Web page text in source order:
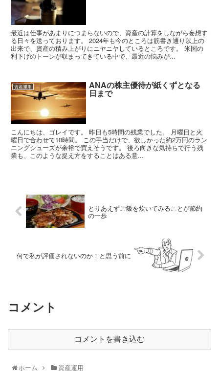
最近は仕事があまりにつまらないので、資産の計算をしながら妄想す
る日々を送っております。 2024年も今のところは筋書き通り以上の
出来で、資産の積み上がりにニヤニヤしているところです。 米国の
利下げのトーンが収まってきている中で、最近の悩みが...
資産運用 ANAの株主優待が紙くずとなる
日まで
こんにちは、ゴレイです。 昨日も5時間の残業でした。 月曜日と火
曜日で合わせて10時間。 この手当だけで、欲しかった約2万円のラン
ニングシューズが余裕で買えそうです。 後ろ向きな気持ちで行う残
業も、このような捉え方をすることはある意...
とりあえずご飯を炊いてみることが節約
の一歩
何で私が評価されないのか！と思う前に
コメント
コメントを書き込む
ホーム 資産運用